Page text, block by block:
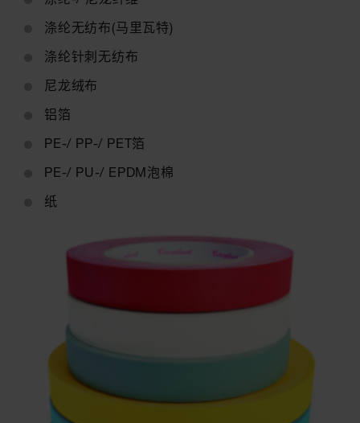
涤纶无纺布(马里瓦特)
涤纶针刺无纺布
尼龙绒布
铝箔
PE-/ PP-/ PET箔
PE-/ PU-/ EPDM泡棉
纸